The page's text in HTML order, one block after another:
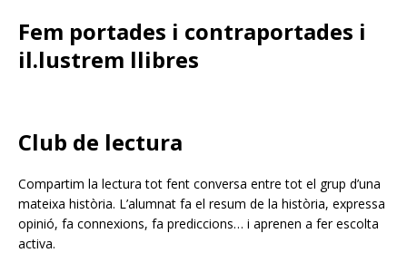
Fem portades i contraportades i
il.lustrem llibres
Club de lectura
Compartim la lectura tot fent conversa entre tot el grup d’una
mateixa història. L’alumnat fa el resum de la història, expressa
opinió, fa connexions, fa prediccions… i aprenen a fer escolta
activa.